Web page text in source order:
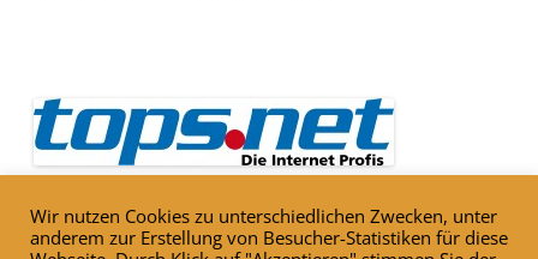
Webseite gehostet von Tops.net
Wir nutzen Cookies zu unterschiedlichen Zwecken, unter
anderem zur Erstellung von Besucher-Statistiken für diese